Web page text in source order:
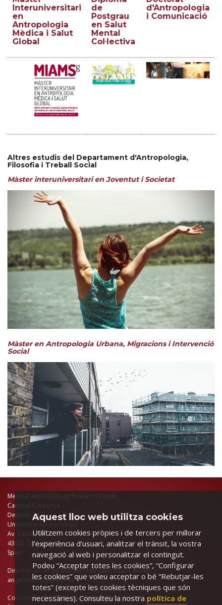
Interuniversitari
en
Antropologia
Mèdica i Salut
Global
de
Postgrau
en Salut
Mental
Col·lectiva
d'Antropologia
i Comunicació
Altres estudis del Departament d'Antropologia,
Filosofia i Treball Social
Màster interuniversitari en Joventut i Societat
Màster en Antropologia Urbana, Migracions i Intervenció
Social
Medical Anthropology Research Center
Campus Catalunya
Despatx 3.16
Universitat Rovira i Virgili
Av. Catalunya 35
43005 Tarragona
Spain
Director: Dr. Àngel Martínez Hernáez, Ph.D | e-mail:
angel.martinez@urv.cat
Co-Director: Dr. Francisco Ortega, Ph.D | e-mail:
Aquest lloc web utilitza cookies
Utilitzem cookies pròpies i de tercers per millorar
l’experiència d’usuari, analitzar el trànsit, la vostra
navegació al web i personalitzar el contingut.
Podeu “Acceptar totes les cookies”, “Configurar
les cookies” que voleu acceptar o bé “Rebutjar-les
totes” (excepte les cookies tècniques que són
necessàries). Consulteu la nostra política de